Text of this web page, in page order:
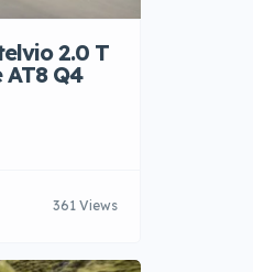
2.0 T
AT8 Q4
361 Views